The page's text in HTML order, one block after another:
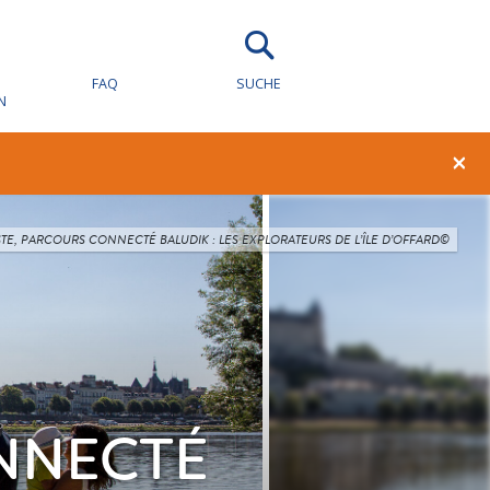
FAQ SUCHE
×
PARCOURS CONNECTÉ BALUDIK : LES EXPLORATEURS DE L’ÎLE D’OFFARD©